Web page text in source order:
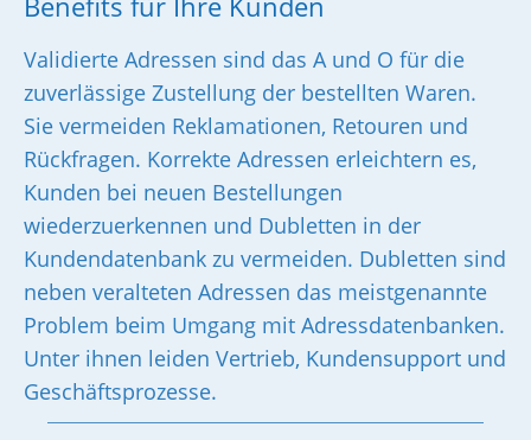
Validierte Adressen sind das A und O für die
zuverlässige Zustellung der bestellten Waren.
Sie vermeiden Reklamationen, Retouren und
Rückfragen. Korrekte Adressen erleichtern es,
Kunden bei neuen Bestellungen
wiederzuerkennen und Dubletten in der
Kundendatenbank zu vermeiden. Dubletten sind
neben veralteten Adressen das meistgenannte
Problem beim Umgang mit Adressdatenbanken.
Unter ihnen leiden Vertrieb, Kundensupport und
Geschäftsprozesse.